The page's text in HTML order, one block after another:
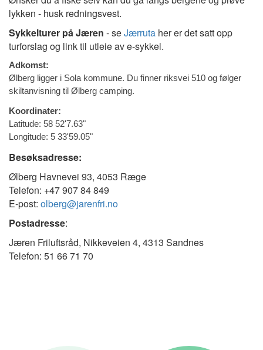
lykken - husk redningsvest.
Sykkelturer på Jæren - seJærruta her er det satt opp
turforslag og link til utleie av e-sykkel.
Adkomst:
Ølberg ligger i Sola kommune. Du finner riksvei 510 og følger
skiltanvisning til Ølberg camping.
Koordinater:
Latitude: 58 52'7.63"
Longitude: 5 33'59.05"
Besøksadresse:
Ølberg Havnevei 93, 4053 Ræge
Telefon: +47 907 84 849
E-post: olberg@jarenfri.no
Postadresse:
Jæren Friluftsråd, Nikkeveien 4, 4313 Sandnes
Telefon: 51 66 71 70